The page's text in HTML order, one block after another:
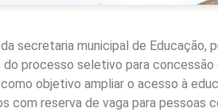
secretaria municipal de Educação,
processo seletivo para
objetivo ampliar o acesso à
com reserva de vaga para pessoas